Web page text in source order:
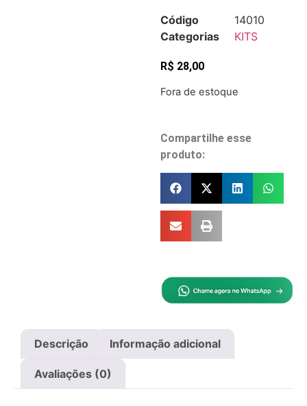
Código
14010
Categorias
KITS
R$ 28,00
Fora de estoque
Compartilhe esse
produto:
Descrição Informação adicional
Avaliações (0)